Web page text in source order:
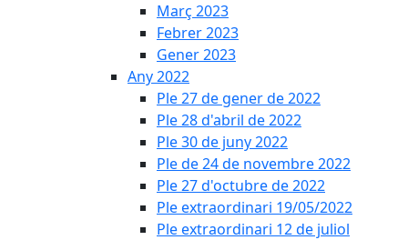
Març 2023
Febrer 2023
Gener 2023
Any 2022
Ple 27 de gener de 2022
Ple 28 d'abril de 2022
Ple 30 de juny 2022
Ple de 24 de novembre 2022
Ple 27 d'octubre de 2022
Ple extraordinari 19/05/2022
Ple extraordinari 12 de juliol